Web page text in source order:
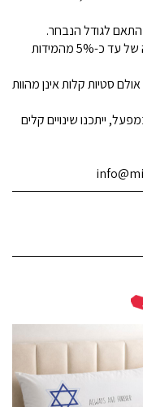
בהתאם לגודל הנבחר.
מידות האורך והרוחב עשויות להשתנות בסטייה של עד כ-5% מהמידות
סטיות קלות אינן מהוות
ייתכנו שינויים קלים